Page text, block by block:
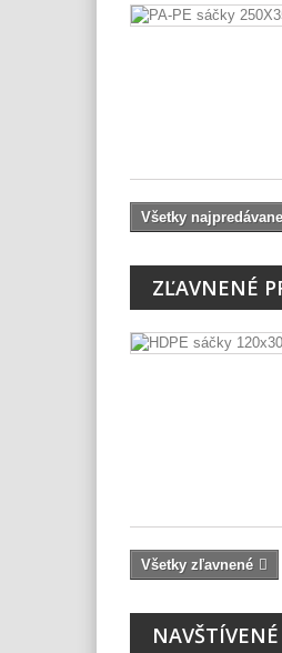
Všetky
ZĽAVNENÉ
Všetky zľavnené